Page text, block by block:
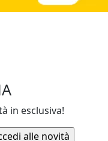
in esclusiva!